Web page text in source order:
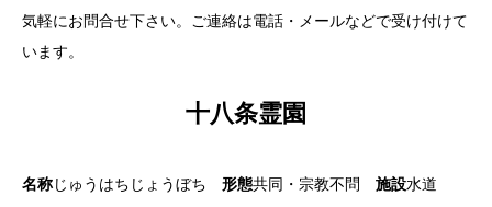
気軽にお問合せ下さい。ご連絡は電話・メールなどで受け付けて
います。
十八条霊園
名称じゅうはちじょうぼち 形態共同・宗教不問 施設水道